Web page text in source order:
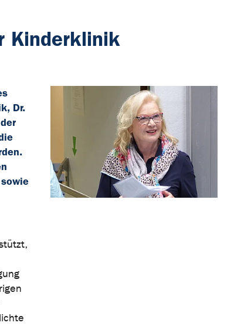
Kinderklinik
Dr.